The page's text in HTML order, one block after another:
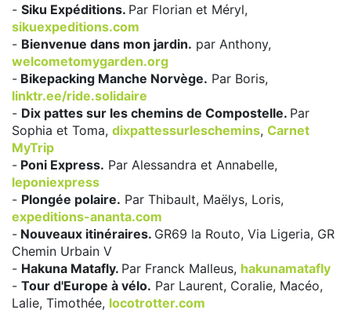
- Siku Expéditions. Par Florian et Méryl,
sikuexpeditions.com
- Bienvenue dans mon jardin. par Anthony,
welcometomygarden.org
- Bikepacking Manche Norvège. Par Boris,
linktr.ee/ride.solidaire
- Dix pattes sur les chemins de Compostelle. Par
Sophia et Toma, dixpattessurleschemins, Carnet
MyTrip
- Poni Express. Par Alessandra et Annabelle,
leponiexpress
- Plongée polaire. Par Thibault, Maëlys, Loris,
expeditions-ananta.com
- Nouveaux itinéraires. GR69 la Routo, Via Ligeria, GR
Chemin Urbain V
- Hakuna Matafly. Par Franck Malleus, hakunamatafly
- Tour d'Europe à vélo. Par Laurent, Coralie, Macéo,
Lalie, Timothée, locotrotter.com